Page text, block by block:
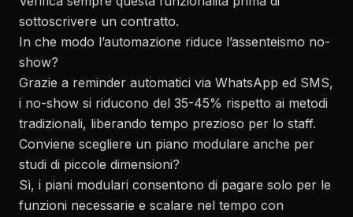
sottoscrivere un contratto.
In che modo l’automazione riduce l’assenteismo no-
show?
Grazie a reminder automatici via WhatsApp ed SMS,
i no-show si riducono del 35-45% rispetto ai metodi
tradizionali, liberando tempo prezioso per lo staff.
Conviene scegliere un piano modulare anche per
studi di piccole dimensioni?
Sì, i piani modulari consentono di pagare solo per le
funzioni necessarie e scalare nel tempo con